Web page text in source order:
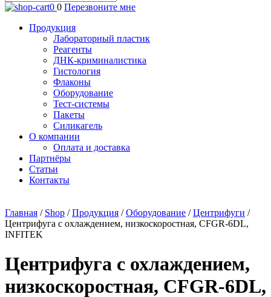
0 0 Перезвоните мне
Продукция
Лабораторный пластик
Реагенты
ДНК-криминалистика
Гистология
Флаконы
Оборудование
Тест-системы
Пакеты
Силикагель
О компании
Оплата и доставка
Партнёры
Статьи
Контакты
Главная / Shop /Продукция /Оборудование /Центрифуги /
Центрифуга с охлаждением, низкоскоростная, CFGR-6DL,
INFITEK
Центрифуга с охлаждением,
низкоскоростная, CFGR-6DL,